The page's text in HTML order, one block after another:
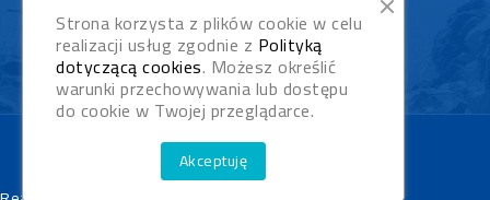
© 2026 - Rybypyszczaki.pl
Strona korzysta z plików cookie w celu
realizacji usług zgodnie z Polityką
dotyczącą cookies. Możesz określić
warunki przechowywania lub dostępu
do cookie w Twojej przeglądarce.
Akceptuję